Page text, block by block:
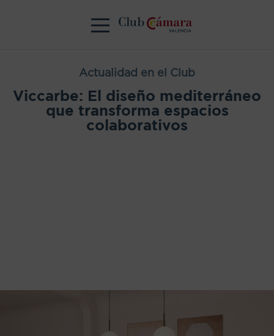
Actualidad en el Club
Viccarbe: El diseño mediterráneo
que transforma espacios
colaborativos